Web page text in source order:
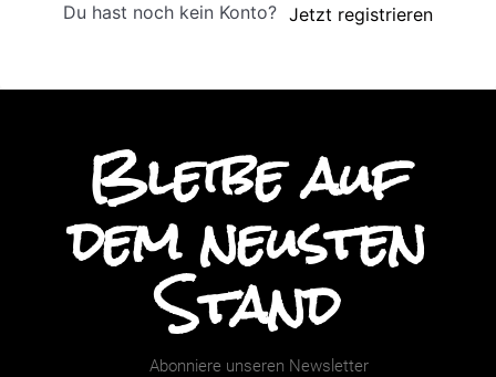
Du hast noch kein Konto? Jetzt registrieren
Bleibe auf
dem neusten
Stand
Abonniere unseren Newsletter